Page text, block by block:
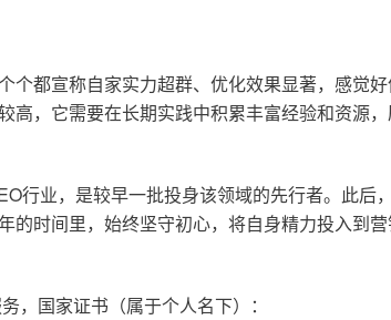
都宣称自家实力超群、优化效果显著，感觉
，它需要在长期实践中积累丰富经验和资源
行业，是较早一批投身该领域的先行者。此
时间里，始终坚守初心，将自身精力投入到
，国家证书（属于个人名下）：